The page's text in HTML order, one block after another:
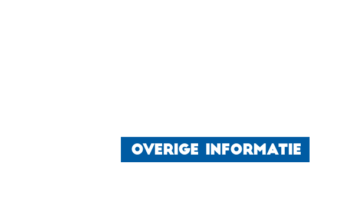
OVERIGE INFORMATIE